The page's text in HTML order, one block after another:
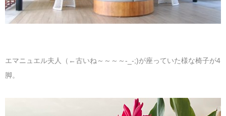
エマニュエル夫人（←古いね～～～～-_-;)が座っていた様な椅子が4
脚。